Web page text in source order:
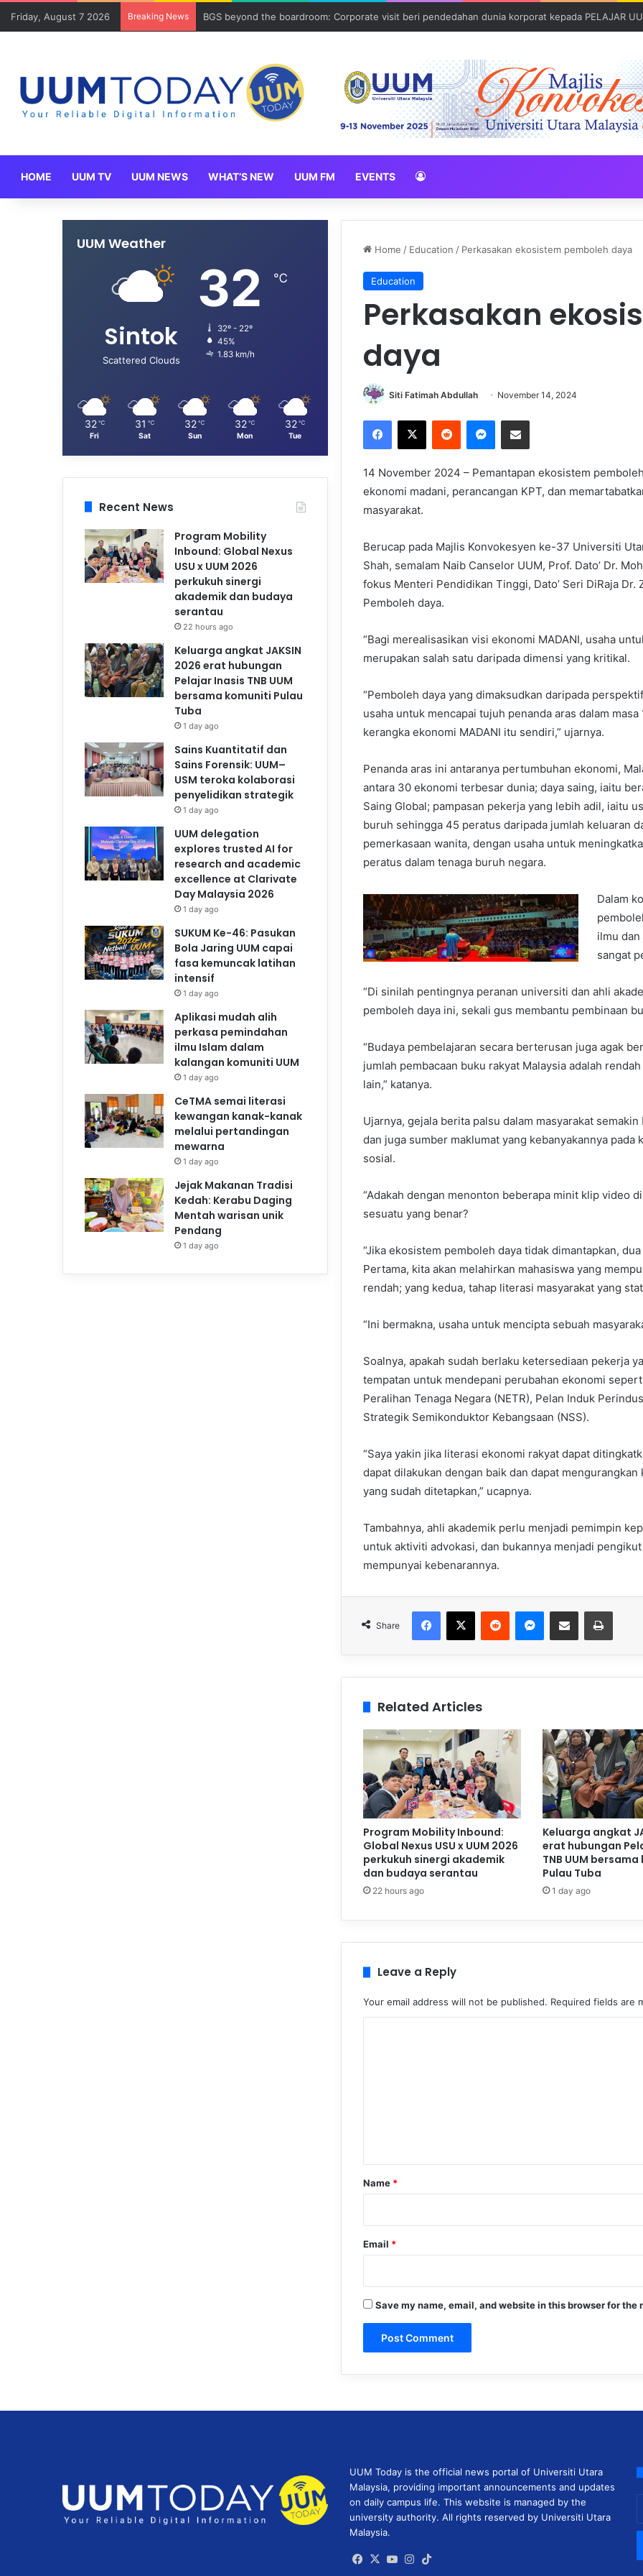
Friday, August 7 2026 Breaking News BGS beyond the boardroom: Corporate visit beri pendedahan dunia korporat kepada PELAJAR
HOME UUM TV UUM NEWS WHAT’S NEW UUM FM EVENTS
Home / Education / Perkasakan ekosistem pemboleh daya
Education
Perkasakan
daya
Siti Fatimah Abdullah November 14, 2024
14 November 2024 – Pemantapan ekosistem
ekonomi madani, perancangan KPT, dan
masyarakat.
Berucap pada Majlis Konvokesyen ke-37 Universiti
Shah, semalam Naib Canselor UUM, Prof. Dato’ Dr.
fokus Menteri Pendidikan Tinggi, Dato’ Seri DiRaja
Pemboleh daya.
“Bagi merealisasikan visi ekonomi MADANI, usaha
merupakan salah satu daripada dimensi yang kritikal.
“Pemboleh daya yang dimaksudkan daripada
usaha untuk mencapai tujuh penanda aras dalam
kerangka ekonomi MADANI itu sendiri,” ujarnya.
Penanda aras ini antaranya pertumbuhan ekonomi,
antara 30 ekonomi terbesar dunia; daya saing, iaitu
Saing Global; pampasan pekerja yang lebih adil, iaitu
buruh sehingga 45 peratus daripada jumlah keluaran
pemerkasaan wanita, dengan usaha untuk
peratus dalam tenaga buruh negara.
Dalam
ilmu
sangat
“Di sinilah pentingnya peranan universiti dan ahli
pemboleh daya ini, sekali gus membantu pembinaan
“Budaya pembelajaran secara berterusan juga agak
jumlah pembacaan buku rakyat Malaysia adalah
lain,” katanya.
Ujarnya, gejala berita palsu dalam masyarakat
dan juga sumber maklumat yang kebanyakannya
sosial.
“Adakah dengan menonton beberapa minit klip video
sesuatu yang benar?
“Jika ekosistem pemboleh daya tidak dimantapkan,
Pertama, kita akan melahirkan mahasiswa yang
rendah; yang kedua, tahap literasi masyarakat yang
“Ini bermakna, usaha untuk mencipta sebuah
Soalnya, apakah sudah berlaku ketersediaan pekerja
tempatan untuk mendepani perubahan ekonomi
Peralihan Tenaga Negara (NETR), Pelan Induk
Strategik Semikonduktor Kebangsaan (NSS).
“Saya yakin jika literasi ekonomi rakyat dapat
dapat dilakukan dengan baik dan dapat
yang sudah ditetapkan,” ucapnya.
Tambahnya, ahli akademik perlu menjadi pemimpin
untuk aktiviti advokasi, dan bukannya menjadi
mempunyai kebenarannya.
Share
Related Articles
Program Mobility Inbound:
Global Nexus USU x UUM 2026
perkukuh sinergi akademik
dan budaya serantau
22 hours ago
Keluarga angkat
erat hubungan
TNB UUM
Pulau Tuba
1 day ago
Leave a Reply
Your email address will not be published. Required fields are
*
Name *
Email *
Save my name, email, and website in this browser for the
UUM Weather
Sintok
Scattered Clouds
32 ℃
32º - 22º
45%
1.83 km/h
32 ℃
Fri
31 ℃
Sat
32 ℃
Sun
32 ℃
Mon
32 ℃
Tue
Recent News
Program Mobility
Inbound: Global Nexus
USU x UUM 2026
perkukuh sinergi
akademik dan budaya
serantau
22 hours ago
Keluarga angkat JAKSIN
2026 erat hubungan
Pelajar Inasis TNB UUM
bersama komuniti Pulau
Tuba
1 day ago
Sains Kuantitatif dan
Sains Forensik: UUM–
USM teroka kolaborasi
penyelidikan strategik
1 day ago
UUM delegation
explores trusted AI for
research and academic
excellence at Clarivate
Day Malaysia 2026
1 day ago
SUKUM Ke-46: Pasukan
Bola Jaring UUM capai
fasa kemuncak latihan
intensif
1 day ago
Aplikasi mudah alih
perkasa pemindahan
ilmu Islam dalam
kalangan komuniti UUM
1 day ago
CeTMA semai literasi
kewangan kanak-kanak
melalui pertandingan
mewarna
1 day ago
Jejak Makanan Tradisi
Kedah: Kerabu Daging
Mentah warisan unik
Pendang
1 day ago
UUM Today is the official news portal of Universiti Utara
Malaysia, providing important announcements and updates
on daily campus life. This website is managed by the
university authority. All rights reserved by Universiti Utara
Malaysia.
Facebook
X YouTubeInstagram